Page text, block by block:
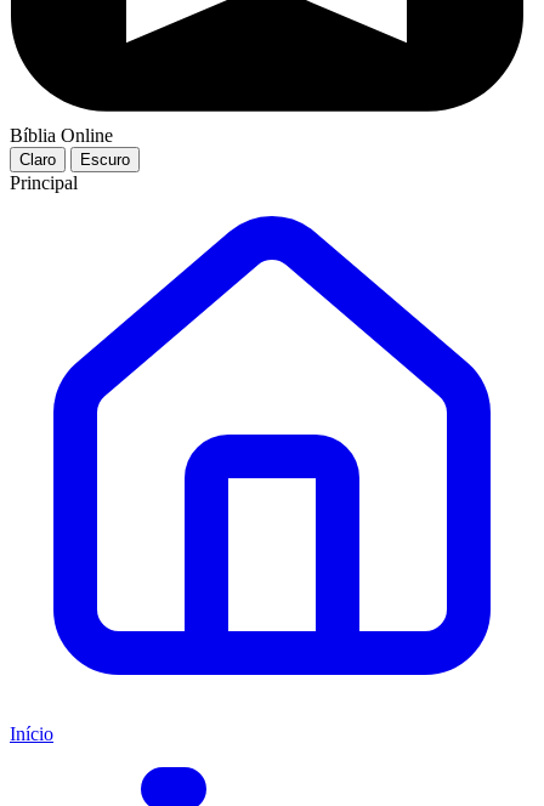
Bíblia Online
Claro Escuro
Principal
Início